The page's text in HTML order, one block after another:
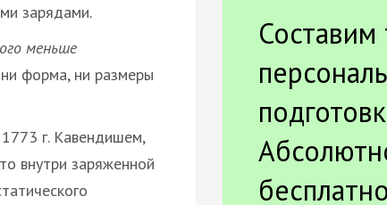
зарядами.
меньше
форма, ни размеры
г. Кавендишем,
внутри заряженной
Составим